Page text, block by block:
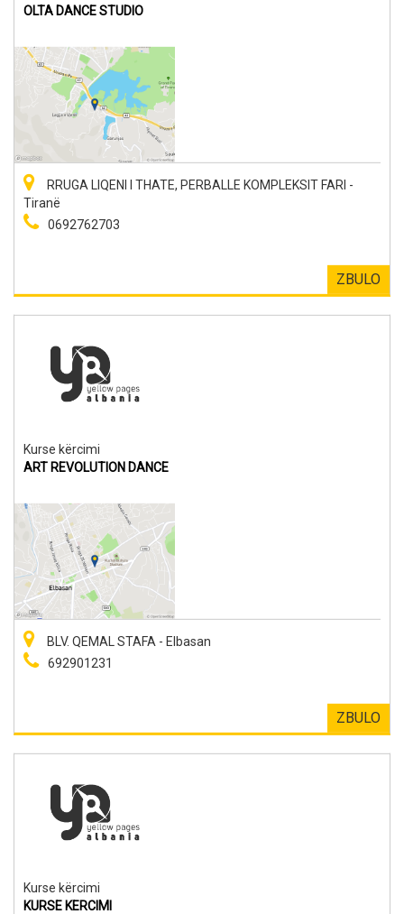
OLTA DANCE STUDIO
RRUGA LIQENI I THATE, PERBALLE KOMPLEKSIT FARI -
Tiranë
0692762703
ZBULO
Kurse kërcimi
ART REVOLUTION DANCE
BLV. QEMAL STAFA - Elbasan
692901231
ZBULO
Kurse kërcimi
KURSE KERCIMI